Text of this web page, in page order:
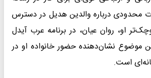
محدودی درباره والدین هدیل در دسترس
او، روان عیان، در برنامه عرب آیدل
موضوع نشان‌دهنده حضور خانواده او در
است.